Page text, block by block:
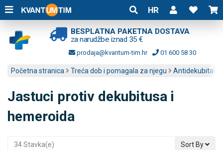
HR
BESPLATNA PAKETNA DOSTAVA
za narudžbe iznad 35 €
prodaja@kvantum-tim.hr 01 600 58 30
Početna stranica Treća dob i pomagala za njegu Antidekubitalni
Jastuci protiv dekubitusa i
hemeroida
34 Stavka(e) Sort By